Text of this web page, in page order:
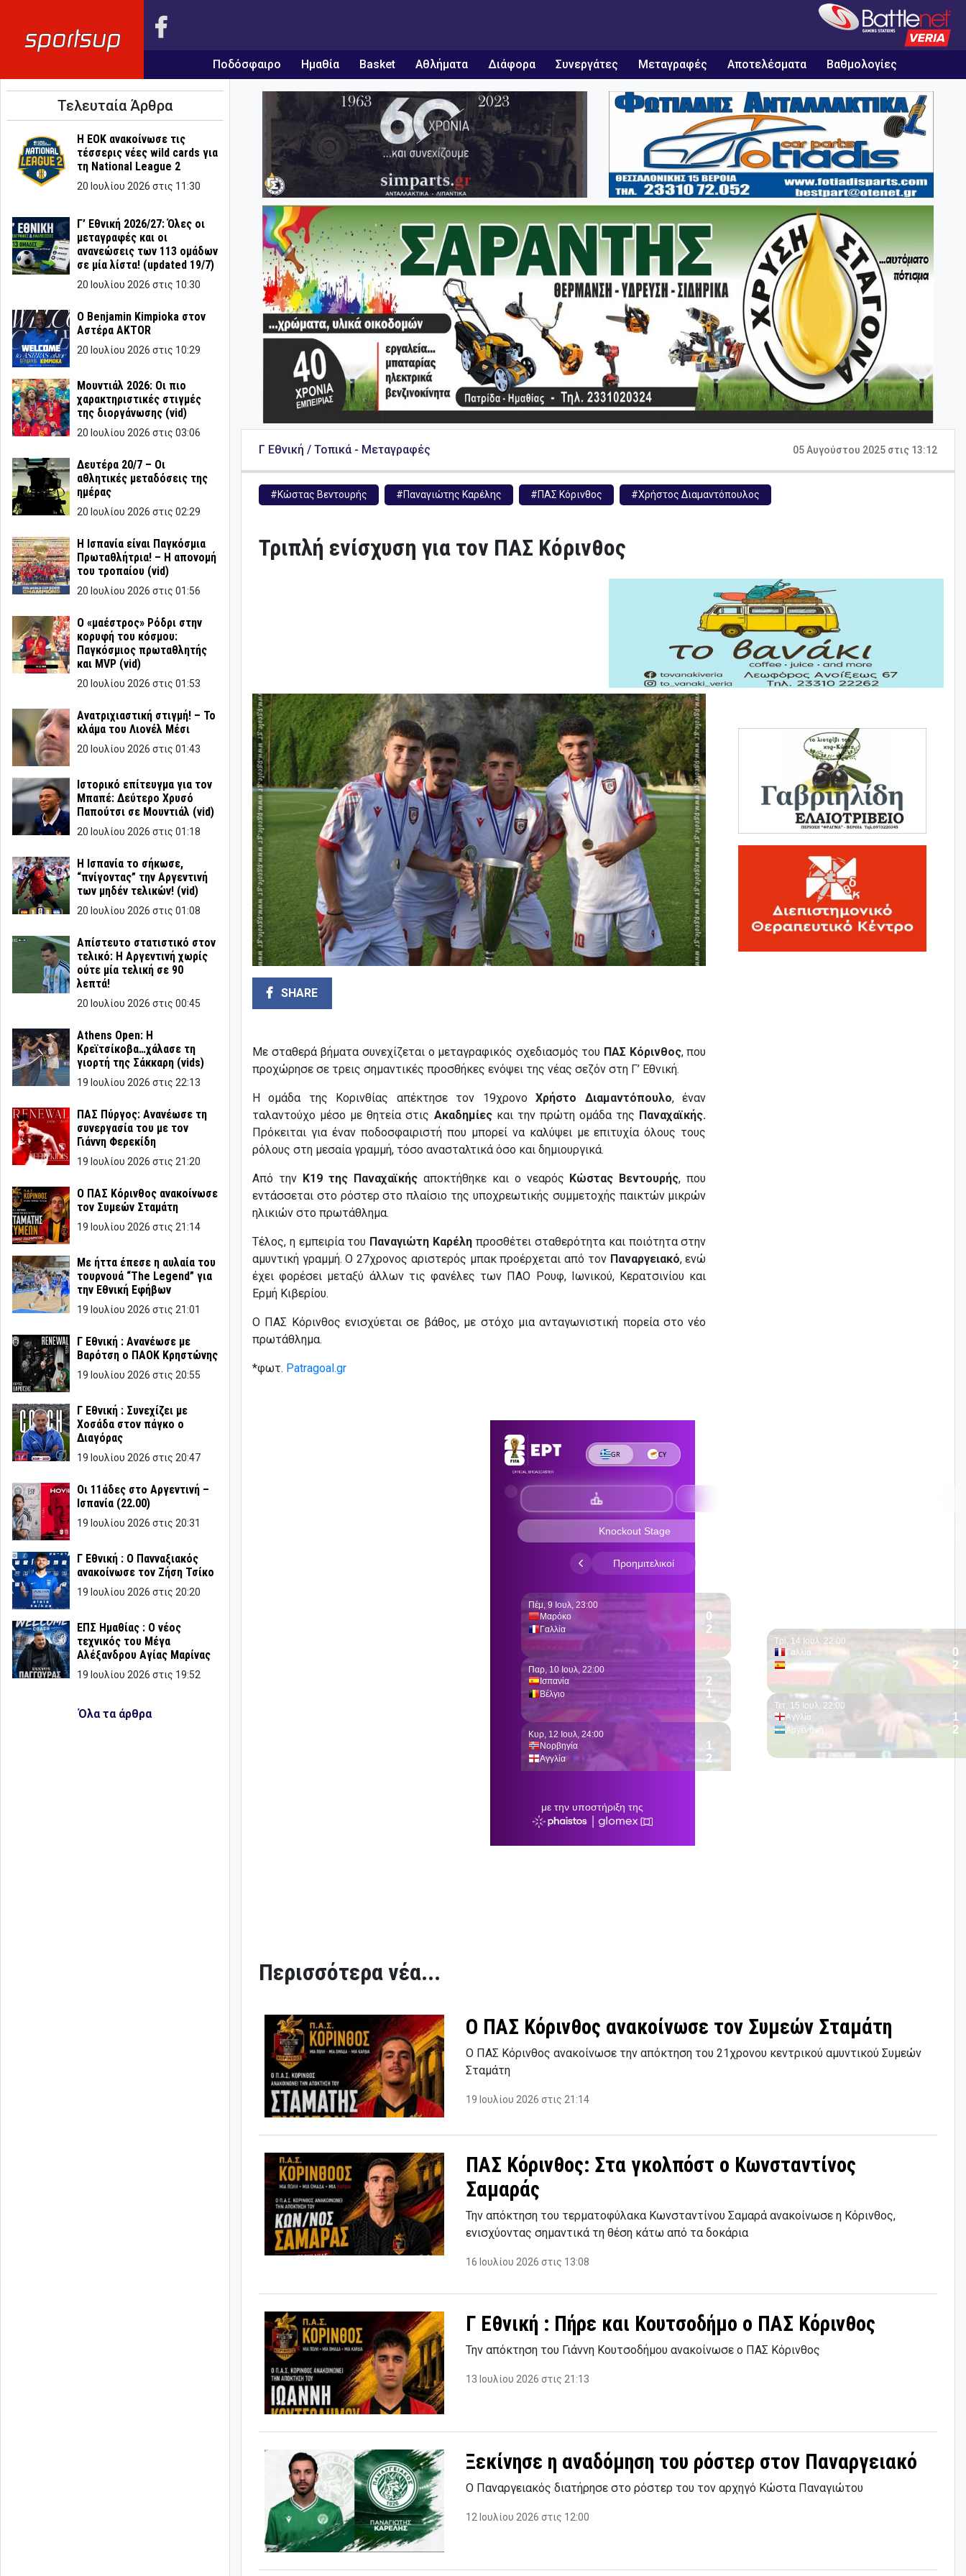
Ποδόσφαιρο Ημαθία Basket Αθλήματα Διάφορα Συνεργάτες Μεταγραφές Αποτελέσματα Βαθμολογίες
Τελευταία Άρθρα
Η ΕΟΚ ανακοίνωσε τις
τέσσερις νέες wild cards για
τη National League 2
20 Ιουλίου 2026 στις 11:30
Γ’ Εθνική 2026/27: Όλες οι
μεταγραφές και οι
ανανεώσεις των 113 ομάδων
σε μία λίστα! (updated 19/7)
20 Ιουλίου 2026 στις 10:30
Ο Benjamin Kimpioka στον
Αστέρα AKTOR
20 Ιουλίου 2026 στις 10:29
Μουντιάλ 2026: Οι πιο
χαρακτηριστικές στιγμές
της διοργάνωσης (vid)
20 Ιουλίου 2026 στις 03:06
Δευτέρα 20/7 – Οι
αθλητικές μεταδόσεις της
ημέρας
20 Ιουλίου 2026 στις 02:29
Η Ισπανία είναι Παγκόσμια
Πρωταθλήτρια! – Η απονομή
του τροπαίου (vid)
20 Ιουλίου 2026 στις 01:56
Ο «μαέστρος» Ρόδρι στην
κορυφή του κόσμου:
Παγκόσμιος πρωταθλητής
και MVP (vid)
20 Ιουλίου 2026 στις 01:53
Ανατριχιαστική στιγμή! – Το
κλάμα του Λιονέλ Μέσι
20 Ιουλίου 2026 στις 01:43
Ιστορικό επίτευγμα για τον
Μπαπέ: Δεύτερο Χρυσό
Παπούτσι σε Μουντιάλ (vid)
20 Ιουλίου 2026 στις 01:18
Η Ισπανία το σήκωσε,
“πνίγοντας” την Αργεντινή
των μηδέν τελικών! (vid)
20 Ιουλίου 2026 στις 01:08
Απίστευτο στατιστικό στον
τελικό: Η Αργεντινή χωρίς
ούτε μία τελική σε 90
λεπτά!
20 Ιουλίου 2026 στις 00:45
Athens Open: Η
Κρεϊτσίκοβα…χάλασε τη
γιορτή της Σάκκαρη (vids)
19 Ιουλίου 2026 στις 22:13
ΠΑΣ Πύργος: Ανανέωσε τη
συνεργασία του με τον
Γιάννη Φερεκίδη
19 Ιουλίου 2026 στις 21:20
Ο ΠΑΣ Κόρινθος ανακοίνωσε
τον Συμεών Σταμάτη
19 Ιουλίου 2026 στις 21:14
Με ήττα έπεσε η αυλαία του
τουρνουά “The Legend” για
την Εθνική Εφήβων
19 Ιουλίου 2026 στις 21:01
Γ Εθνική : Ανανέωσε με
Βαρότση ο ΠΑΟΚ Κρηστώνης
19 Ιουλίου 2026 στις 20:55
Γ Εθνική : Συνεχίζει με
Χοσάδα στον πάγκο ο
Διαγόρας
19 Ιουλίου 2026 στις 20:47
Οι 11άδες στο Αργεντινή –
Ισπανία (22.00)
19 Ιουλίου 2026 στις 20:31
Γ Εθνική : Ο Πανναξιακός
ανακοίνωσε τον Ζήση Τσίκο
19 Ιουλίου 2026 στις 20:20
ΕΠΣ Ημαθίας : Ο νέος
τεχνικός του Μέγα
Αλέξανδρου Αγίας Μαρίνας
19 Ιουλίου 2026 στις 19:52
Όλα τα άρθρα
Γ Εθνική / Τοπικά - Μεταγραφές 05 Αυγούστου 2025 στις 13:12
#Κώστας Βεντουρής #Παναγιώτης Καρέλης #ΠΑΣ Κόρινθος #Χρήστος Διαμαντόπουλος
Τριπλή ενίσχυση για τον ΠΑΣ Κόρινθος
SHARE
Με σταθερά βήματα συνεχίζεται ο μεταγραφικός σχεδιασμός του ΠΑΣ Κόρινθος, που
προχώρησε σε τρεις σημαντικές προσθήκες ενόψει της νέας σεζόν στη Γ’ Εθνική.
Η ομάδα της Κορινθίας απέκτησε τον 19χρονοΧρήστο Διαμαντόπουλο, έναν
ταλαντούχο μέσο με θητεία στις Ακαδημίεςκαι την πρώτη ομάδα της Παναχαϊκής.
Πρόκειται για έναν ποδοσφαιριστή που μπορεί να καλύψει με επιτυχία όλους τους
ρόλους στη μεσαία γραμμή, τόσο ανασταλτικά όσο και δημιουργικά.
Από την Κ19 της Παναχαϊκήςαποκτήθηκε και ο νεαρός Κώστας Βεντουρής, που
εντάσσεται στο ρόστερ στο πλαίσιο της υποχρεωτικής συμμετοχής παικτών μικρών
ηλικιών στο πρωτάθλημα.
Τέλος, η εμπειρία του Παναγιώτη Καρέλη προσθέτει σταθερότητα και ποιότητα στην
αμυντική γραμμή. Ο 27χρονος αριστερός μπακ προέρχεται από τον Παναργειακό, ενώ
έχει φορέσει μεταξύ άλλων τις φανέλες των ΠΑΟ Ρουφ, Ιωνικού, Κερατσινίου και
Ερμή Κιβερίου.
Ο ΠΑΣ Κόρινθος ενισχύεται σε βάθος, με στόχο μια ανταγωνιστική πορεία στο νέο
πρωτάθλημα.
*φωτ. Patragoal.gr
Περισσότερα νέα...
Ο ΠΑΣ Κόρινθος ανακοίνωσε τον Συμεών Σταμάτη
Ο ΠΑΣ Κόρινθος ανακοίνωσε την απόκτηση του 21χρονου κεντρικού αμυντικού Συμεών
Σταμάτη
19 Ιουλίου 2026 στις 21:14
ΠΑΣ Κόρινθος: Στα γκολπόστ ο Κωνσταντίνος
Σαμαράς
Την απόκτηση του τερματοφύλακα Κωνσταντίνου Σαμαρά ανακοίνωσε η Κόρινθος,
ενισχύοντας σημαντικά τη θέση κάτω από τα δοκάρια
16 Ιουλίου 2026 στις 13:08
Γ Εθνική : Πήρε και Κουτσοδήμο ο ΠΑΣ Κόρινθος
Την απόκτηση του Γιάννη Κουτσοδήμου ανακοίνωσε ο ΠΑΣ Κόρινθος
13 Ιουλίου 2026 στις 21:13
Ξεκίνησε η αναδόμηση του ρόστερ στον Παναργειακό
Ο Παναργειακός διατήρησε στο ρόστερ του τον αρχηγό Κώστα Παναγιώτου
12 Ιουλίου 2026 στις 12:00